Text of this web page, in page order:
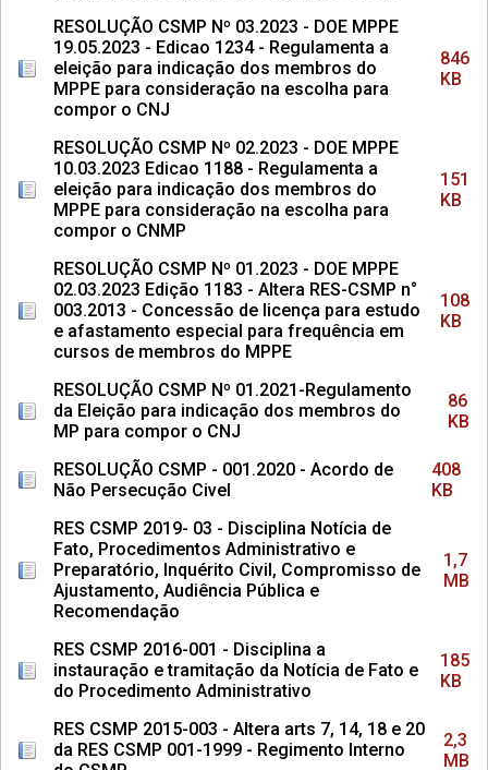
RESOLUÇÃO CSMP Nº 03.2023 - DOE MPPE
19.05.2023 - Edicao 1234 - Regulamenta a
eleição para indicação dos membros do
MPPE para consideração na escolha para
compor o CNJ
846
KB
RESOLUÇÃO CSMP Nº 02.2023 - DOE MPPE
10.03.2023 Edicao 1188 - Regulamenta a
eleição para indicação dos membros do
MPPE para consideração na escolha para
compor o CNMP
151
KB
RESOLUÇÃO CSMP Nº 01.2023 - DOE MPPE
02.03.2023 Edição 1183 - Altera RES-CSMP n°
003.2013 - Concessão de licença para estudo
e afastamento especial para frequência em
cursos de membros do MPPE
108
KB
RESOLUÇÃO CSMP Nº 01.2021-Regulamento
da Eleição para indicação dos membros do
MP para compor o CNJ
86
KB
RESOLUÇÃO CSMP - 001.2020 - Acordo de
Não Persecução Civel
408
KB
RES CSMP 2019- 03 - Disciplina Notícia de
Fato, Procedimentos Administrativo e
Preparatório, Inquérito Civil, Compromisso de
Ajustamento, Audiência Pública e
Recomendação
1,7
MB
RES CSMP 2016-001 - Disciplina a
instauração e tramitação da Notícia de Fato e
do Procedimento Administrativo
185
KB
RES CSMP 2015-003 - Altera arts 7, 14, 18 e 20
da RES CSMP 001-1999 - Regimento Interno
2,3
MB